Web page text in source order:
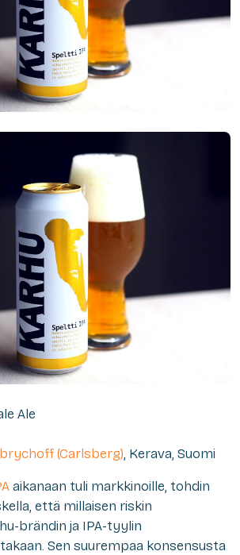
Ale
(Carlsberg), Kerava, Suomi
aikanaan tuli markkinoille, tohdin
että millaisen riskin
brändin ja IPA-tyylin
Sen suurempaa konsensusta